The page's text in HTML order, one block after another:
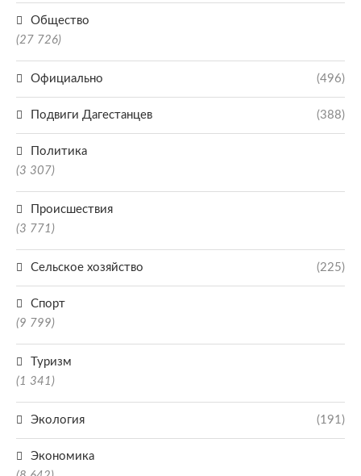
Общество
(27 726)
Официально (496)
Подвиги Дагестанцев (388)
Политика
(3 307)
Происшествия
(3 771)
Сельское хозяйство (225)
Спорт
(9 799)
Туризм
(1 341)
Экология (191)
Экономика